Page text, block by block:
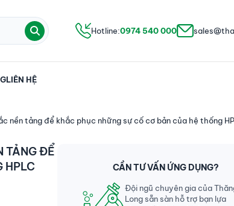
Hotline:0974 540 000
LIÊN HỆ
nền tảng để khắc phục những sự cố cơ bản của hệ thống
TẢNG ĐỂ
HPLC
CẦN TƯ VẤN ỨNG DỤNG?
Đội ngũ chuyên gia của
Long sẵn sàn hỗ trợ bạn lựa